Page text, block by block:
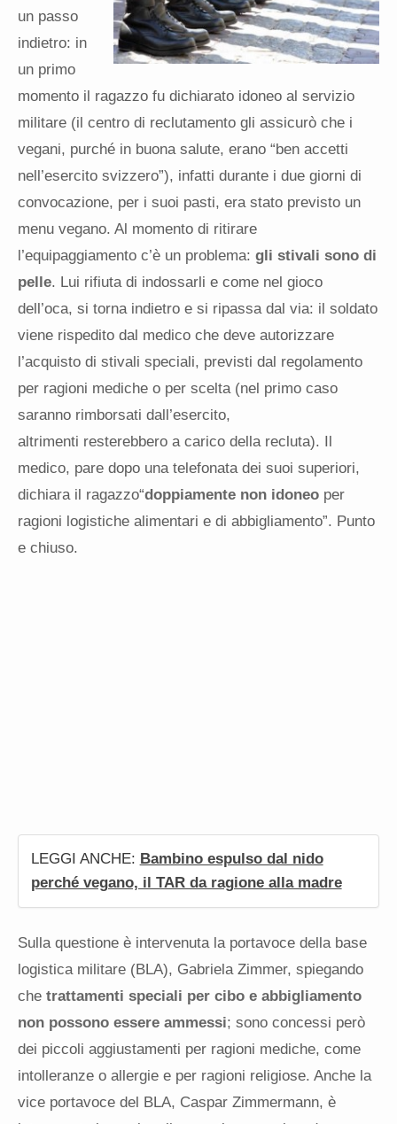
un passo
indietro: in
un primo
momento il ragazzo fu dichiarato idoneo al servizio
militare (il centro di reclutamento gli assicurò che i
vegani, purché in buona salute, erano “ben accetti
nell’esercito svizzero”), infatti durante i due giorni di
convocazione, per i suoi pasti, era stato previsto un
menu vegano. Al momento di ritirare
l’equipaggiamento c’è un problema: gli stivali sono di
pelle. Lui rifiuta di indossarli e come nel gioco
dell’oca, si torna indietro e si ripassa dal via: il soldato
viene rispedito dal medico che deve autorizzare
l’acquisto di stivali speciali, previsti dal regolamento
per ragioni mediche o per scelta (nel primo caso
saranno rimborsati dall’esercito,
altrimenti resterebbero a carico della recluta). Il
medico, pare dopo una telefonata dei suoi superiori,
dichiara il ragazzo“doppiamente non idoneo per
ragioni logistiche alimentari e di abbigliamento”. Punto
e chiuso.
LEGGI ANCHE: Bambino espulso dal nido
perché vegano, il TAR da ragione alla madre
Sulla questione è intervenuta la portavoce della base
logistica militare (BLA), Gabriela Zimmer, spiegando
che trattamenti speciali per cibo e abbigliamento
non possono essere ammessi; sono concessi però
dei piccoli aggiustamenti per ragioni mediche, come
intolleranze o allergie e per ragioni religiose. Anche la
vice portavoce del BLA, Caspar Zimmermann, è